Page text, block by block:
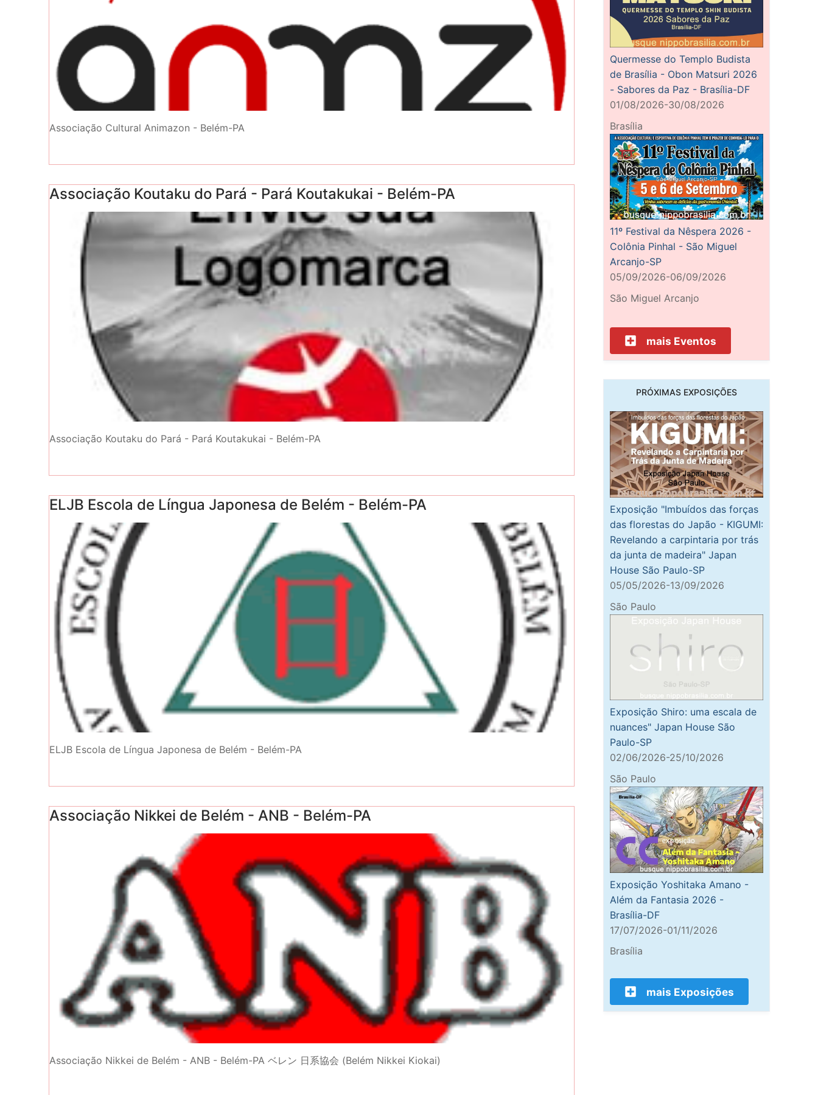
Associação Cultural Animazon - Belém-PA
Associação Koutaku do Pará - Pará Koutakukai - Belém-PA
Associação Koutaku do Pará - Pará Koutakukai - Belém-PA
ELJB Escola de Língua Japonesa de Belém - Belém-PA
ELJB Escola de Língua Japonesa de Belém - Belém-PA
Associação Nikkei de Belém - ANB - Belém-PA
Associação Nikkei de Belém - ANB - Belém-PA ベレン 日系協会 (Belém Nikkei Kiokai)
Quermesse do Templo Budista
de Brasília - Obon Matsuri 2026
- Sabores da Paz - Brasília-DF
01/08/2026-30/08/2026
Brasília
11º Festival da Nêspera 2026 -
Colônia Pinhal - São Miguel
Arcanjo-SP
05/09/2026-06/09/2026
São Miguel Arcanjo
mais Eventos
PRÓXIMAS EXPOSIÇÕES
Exposição "Imbuídos das forças
das florestas do Japão - KIGUMI:
Revelando a carpintaria por trás
da junta de madeira" Japan
House São Paulo-SP
05/05/2026-13/09/2026
São Paulo
Exposição Shiro: uma escala de
nuances" Japan House São
Paulo-SP
02/06/2026-25/10/2026
São Paulo
Exposição Yoshitaka Amano -
Além da Fantasia 2026 -
Brasília-DF
17/07/2026-01/11/2026
Brasília
mais Exposições